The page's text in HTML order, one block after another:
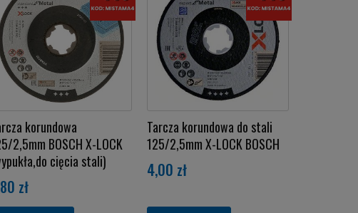
korundowa
2,5mm BOSCH X-LOCK
cięcia stali)
zł
Tarcza korundowa do stali
125/2,5mm X-LOCK BOSCH
4,00 zł